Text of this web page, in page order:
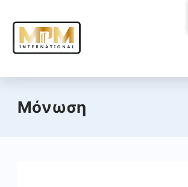
στο
περιεχόμενο
Μόνωση